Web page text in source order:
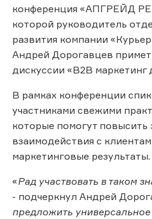
конференция «АПГРЕЙД
которой руководитель
развития компании
Андрей Дорогавцев примет
дискуссии «B2B маркетинг
В рамках конференции
участниками свежими
которые помогут повысить
взаимодействия с
маркетинговые результаты.
«Рад участвовать в таком
- подчеркнул Андрей
предложить универсальное